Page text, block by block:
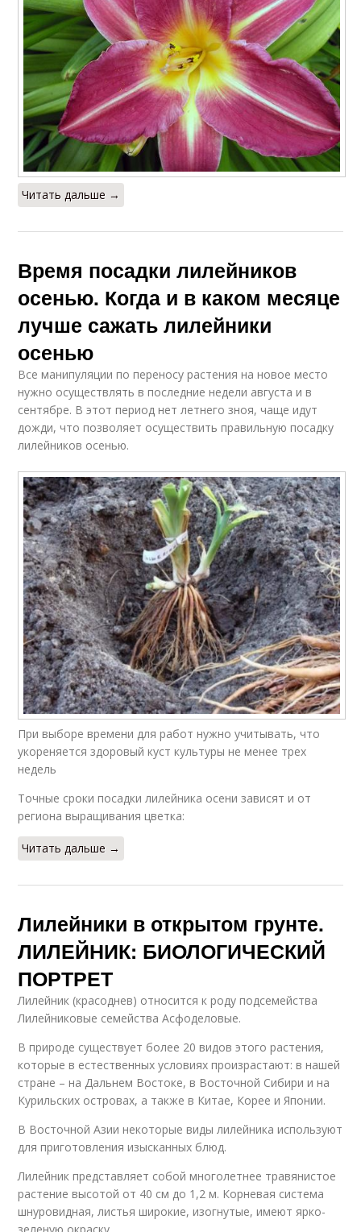
Читать дальше →
Время посадки лилейников
осенью. Когда и в каком месяце
лучше сажать лилейники
осенью
Все манипуляции по переносу растения на новое место
нужно осуществлять в последние недели августа и в
сентябре. В этот период нет летнего зноя, чаще идут
дожди, что позволяет осуществить правильную посадку
лилейников осенью.
При выборе времени для работ нужно учитывать, что
укореняется здоровый куст культуры не менее трех
недель
Точные сроки посадки лилейника осени зависят и от
региона выращивания цветка:
Читать дальше →
Лилейники в открытом грунте.
ЛИЛЕЙНИК: БИОЛОГИЧЕСКИЙ
ПОРТРЕТ
Лилейник (красоднев) относится к роду подсемейства
Лилейниковые семейства Асфоделовые.
В природе существует более 20 видов этого растения,
которые в естественных условиях произрастают: в нашей
стране – на Дальнем Востоке, в Восточной Сибири и на
Курильских островах, а также в Китае, Корее и Японии.
В Восточной Азии некоторые виды лилейника используют
для приготовления изысканных блюд.
Лилейник представляет собой многолетнее травянистое
растение высотой от 40 см до 1,2 м. Корневая система
шнуровидная, листья широкие, изогнутые, имеют ярко-